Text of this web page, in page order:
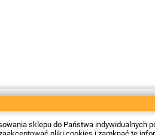
sklepu do Państwa indywidualnych